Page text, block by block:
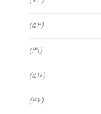
(52)
(31)
(510)
(46)